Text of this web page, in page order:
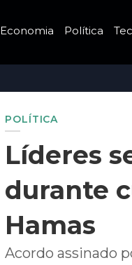
Economia Política
POLÍTICA
Líderes
durante
Hamas
Acordo assinado